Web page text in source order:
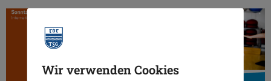
Wir verwenden Cookies